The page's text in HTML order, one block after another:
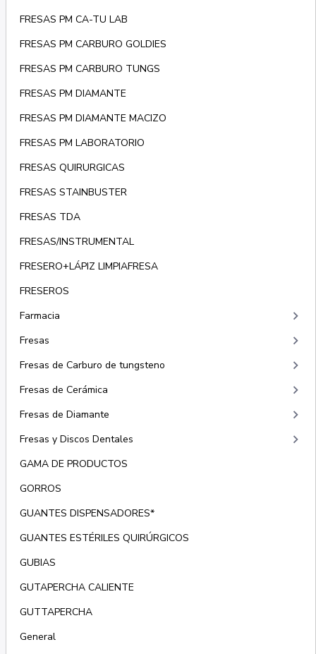
FRESAS PM CA-TU LAB
FRESAS PM CARBURO GOLDIES
FRESAS PM CARBURO TUNGS
FRESAS PM DIAMANTE
FRESAS PM DIAMANTE MACIZO
FRESAS PM LABORATORIO
FRESAS QUIRURGICAS
FRESAS STAINBUSTER
FRESAS TDA
FRESAS/INSTRUMENTAL
FRESERO+LÁPIZ LIMPIAFRESA
FRESEROS
Farmacia
keyboard_arrow_right
Fresas keyboard_arrow_right
Fresas de Carburo de tungsteno keyboard_arrow_right
Fresas de Cerámica keyboard_arrow_right
Fresas de Diamante keyboard_arrow_right
Fresas y Discos Dentales keyboard_arrow_right
GAMA DE PRODUCTOS
GORROS
GUANTES DISPENSADORES*
GUANTES ESTÉRILES QUIRÚRGICOS
GUBIAS
GUTAPERCHA CALIENTE
GUTTAPERCHA
General